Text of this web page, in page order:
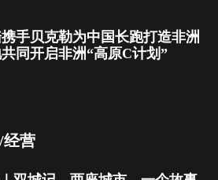
手贝克勒为中国长跑打造非洲
同开启非洲“高原C计划”
经营